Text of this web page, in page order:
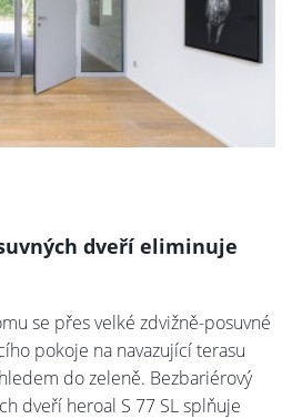
dveří eliminuje
se přes velké zdvižně-posuvné
pokoje na navazující terasu
do zeleně. Bezbariérový
dveří heroal S 77 SL splňuje